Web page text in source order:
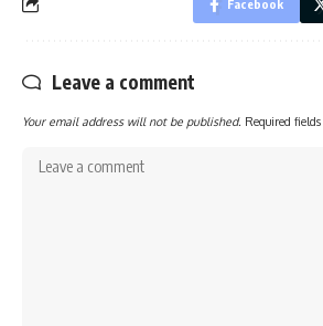
Facebook
Leave a comment
Your email address will not be published. Required